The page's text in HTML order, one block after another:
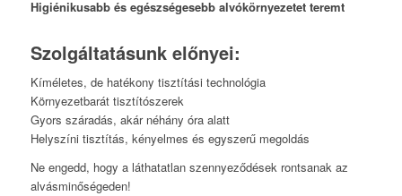
Higiénikusabb és egészségesebb alvókörnyezetet teremt
Szolgáltatásunk előnyei:
Kíméletes, de hatékony tisztítási technológia
Környezetbarát tisztítószerek
Gyors száradás, akár néhány óra alatt
Helyszíni tisztítás, kényelmes és egyszerű megoldás
Ne engedd, hogy a láthatatlan szennyeződések rontsanak az
alvásminőségeden!